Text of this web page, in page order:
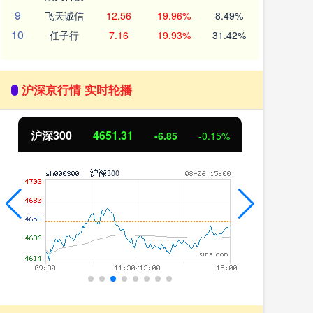
9 飞天诚信 12.56 19.96% 8.49%
10 任子行 7.16 19.93% 31.42%
沪深京行情 实时轮播
北证50 1122.88 3.42 0.30%